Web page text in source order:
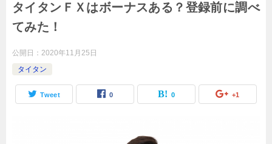
タイタンＦＸはボーナスある？登録前に調べ
てみた！
公開日： 2020年11月25日
タイタン
Tweet 0 0 +1